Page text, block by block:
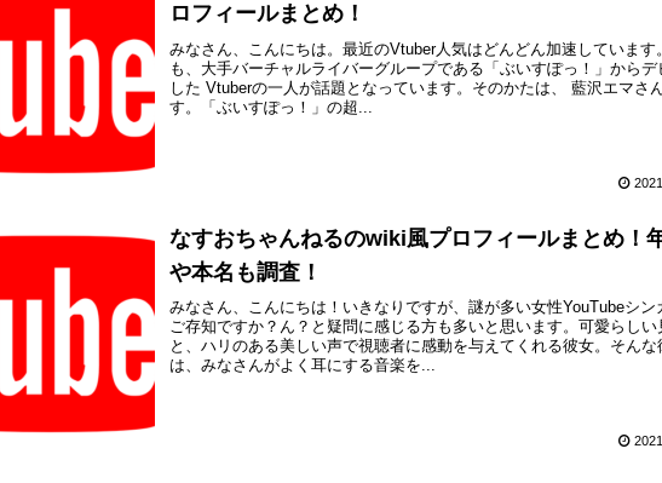
ロフィールまとめ！
みなさん、こんにちは。最近のVtuber人気はどんどん加速しています
も、大手バーチャルライバーグループである「ぶいすぽっ！」からデ
した Vtuberの一人が話題となっています。そのかたは、 藍沢エマさ
す。「ぶいすぽっ！」の超...
なすおちゃんねるのwiki風プロフィールまとめ！
や本名も調査！
みなさん、こんにちは！いきなりですが、謎が多い女性YouTubeシン
ご存知ですか？ん？と疑問に感じる方も多いと思います。可愛らしい
と、ハリのある美しい声で視聴者に感動を与えてくれる彼女。そんな
は、みなさんがよく耳にする音楽を...